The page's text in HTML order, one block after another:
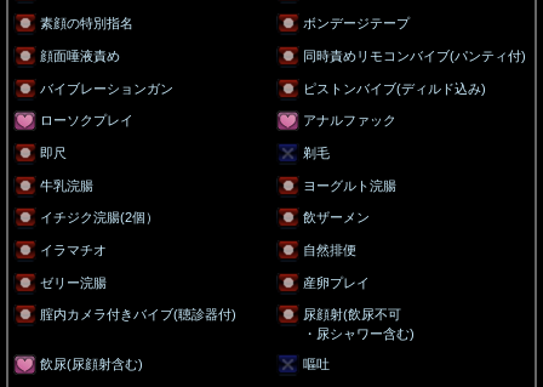
素顔の特別指名 ボンデージテープ
顔面唾液責め 同時責めリモコンバイブ(パンティ付)
バイブレーションガン ピストンバイブ(ディルド込み)
ローソクプレイ アナルファック
即尺 剃毛
牛乳浣腸 ヨーグルト浣腸
イチジク浣腸(2個） 飲ザーメン
イラマチオ 自然排便
ゼリー浣腸 産卵プレイ
腟内カメラ付きバイブ(聴診器付)
尿顔射(飲尿不可
・尿シャワー含む)
飲尿(尿顔射含む) 嘔吐